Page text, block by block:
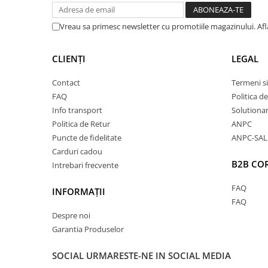
✅Durabilitate crescută– Bumbacul organic este
Hainele realizate din acest material au o durată de
menținându-și forma și textura chiar și după
✅
– Fibrele naturale
aerului, oferind un confort sporit în orice sezon. În
convențional, acest material reglează mai bine
transpirația excesivă.
✅Impact redus asupra mediului
– Cultivat fără
sau organisme modificate genetic, bumbacul
poluării și la conservarea ecosistemelor naturale.
91% mai puțină apă decât bumbacul convențional.
Vreau sa primesc newsletter cu promotiile magazinului.
CLIENȚI
Contact
FAQ
Info transport
Politica de Retur
Puncte de fidelitate
Carduri cadou
Intrebari frecvente
INFORMAȚII
Despre noi
Garantia Produselor
LEGAL
Termeni
Politica
ANPC
ANPC-SAL
B2B
FAQ
FAQ
SOCIAL URMARESTE-NE IN SOCIAL MEDIA